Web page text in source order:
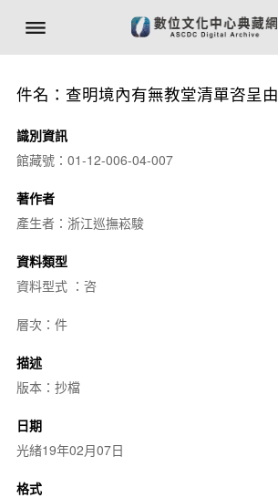
件名：查明境內有無教堂清單咨呈由
識別資訊
館藏號：01-12-006-04-007
著作者
產生者：浙江巡撫崧駿
資料類型
資料型式 ：咨
層次：件
描述
版本：抄檔
日期
光緒19年02月07日
格式